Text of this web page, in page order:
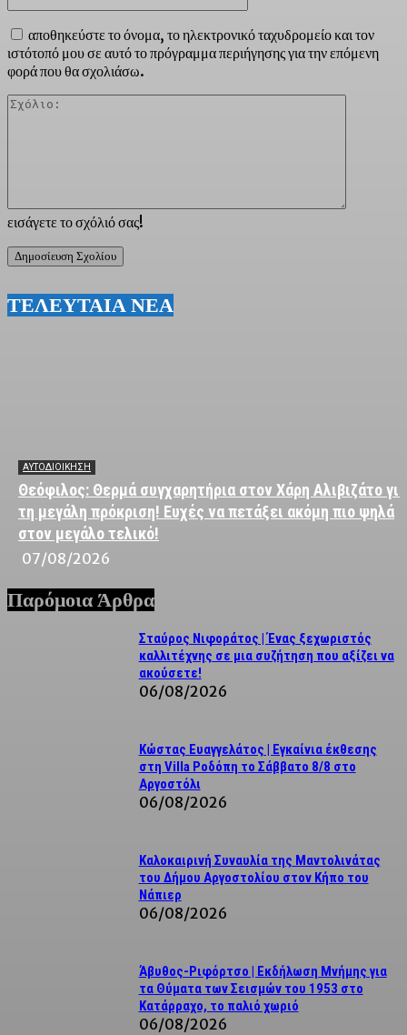
εισάγετε το σχόλιό σας!
αποθηκεύστε το όνομα, το ηλεκτρονικό ταχυδρομείο και τον
ιστότοπό μου σε αυτό το πρόγραμμα περιήγησης για την επόμενη
φορά που θα σχολιάσω.
ΤΕΛΕΥΤΑΙΑ ΝΕΑ
ΑΥΤΟΔΙΟΙΚΗΣΗ
Θεόφιλος: Θερμά συγχαρητήρια στον Χάρη Αλιβιζάτο για
τη μεγάλη πρόκριση! Ευχές να πετάξει ακόμη πιο ψηλά
στον μεγάλο τελικό!
07/08/2026
Παρόμοια Άρθρα
Σταύρος Νιφοράτος | Ένας ξεχωριστός
καλλιτέχνης σε μια συζήτηση που αξίζει να
ακούσετε!
06/08/2026
Κώστας Ευαγγελάτος | Εγκαίνια έκθεσης
στη Villa Ροδόπη το Σάββατο 8/8 στο
Αργοστόλι
06/08/2026
Καλοκαιρινή Συναυλία της Μαντολινάτας
του Δήμου Αργοστολίου στον Κήπο του
Νάπιερ
06/08/2026
Άβυθος-Ριφόρτσο | Εκδήλωση Μνήμης για
τα Θύματα των Σεισμών του 1953 στο
Κατάρραχο, το παλιό χωριό
06/08/2026